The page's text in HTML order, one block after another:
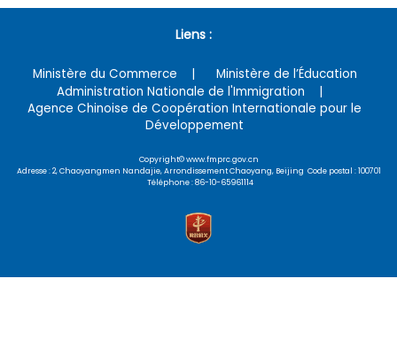
Liens :
Ministère du Commerce
Ministère de l’Éducation
Administration Nationale de l'Immigration
Agence Chinoise de Coopération Internationale pour le
Développement
Copyright© www.fmprc.gov.cn
Adresse : 2, Chaoyangmen Nandajie, Arrondissement Chaoyang, Beijing Code postal : 100701
Téléphone : 86-10-65961114